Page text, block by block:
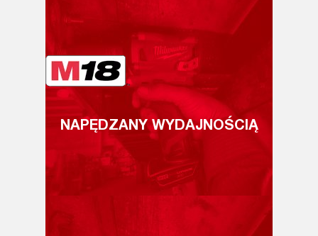
NAPĘDZANY WYDAJNOŚCIĄ